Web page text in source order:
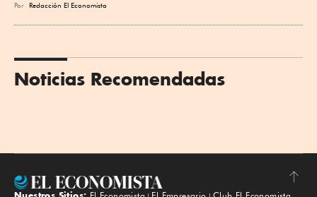
Por Redacción El Economista
Noticias Recomendadas